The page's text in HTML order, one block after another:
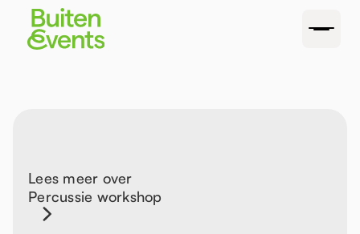
Lees meer over
Percussie workshop